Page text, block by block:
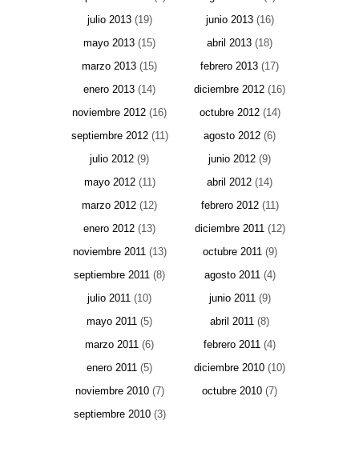
julio 2013(19) junio 2013(16)
mayo 2013 (15) abril 2013 (18)
marzo 2013 (15) febrero 2013 (17)
enero 2013 (14) diciembre 2012 (16)
noviembre 2012 (16) octubre 2012(14)
septiembre 2012(11) agosto 2012 (6)
julio 2012 (9) junio 2012 (9)
mayo 2012(11) abril 2012 (14)
marzo 2012 (12) febrero 2012(11)
enero 2012 (13) diciembre 2011(12)
noviembre 2011(13) octubre 2011(9)
septiembre 2011 (8) agosto 2011(4)
julio 2011 (10) junio 2011(9)
mayo 2011 (5) abril 2011 (8)
marzo 2011 (6) febrero 2011 (4)
enero 2011 (5) diciembre 2010 (10)
noviembre 2010(7) octubre 2010 (7)
septiembre 2010(3)